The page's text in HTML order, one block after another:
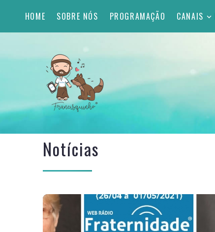
HOME SOBRE NÓS PROGRAMAÇÃO CANAIS
Notícias